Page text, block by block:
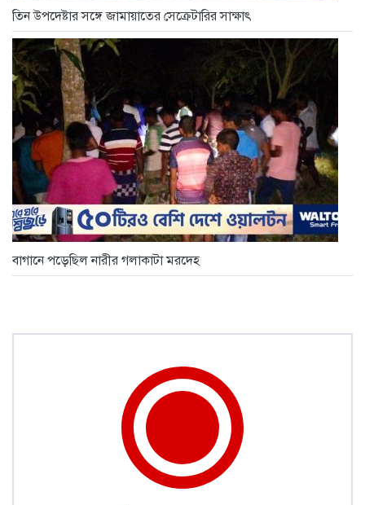
তিন উপদেষ্টার সঙ্গে জামায়াতের সেক্রেটারির সাক্ষাৎ
বাগানে পড়েছিল নারীর গলাকাটা মরদেহ